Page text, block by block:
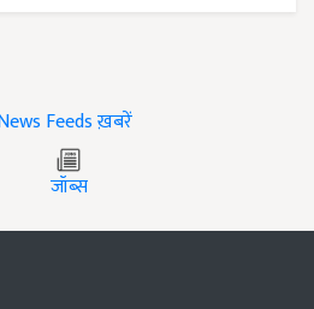
ख़बरें
जॉब्स